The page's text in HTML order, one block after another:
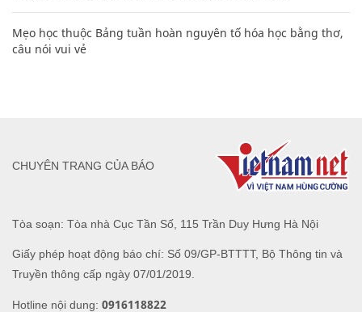
Mẹo học thuộc Bảng tuần hoàn nguyên tố hóa học bằng thơ,
câu nói vui vẻ
Tòa soạn: Tòa nhà Cục Tần Số, 115 Trần Duy Hưng Hà Nội
Giấy phép hoạt động báo chí: Số 09/GP-BTTTT, Bộ Thông tin và
Truyền thông cấp ngày 07/01/2019.
Hotline nội dung: 0916118822
CHUYÊN TRANG CỦA BÁO